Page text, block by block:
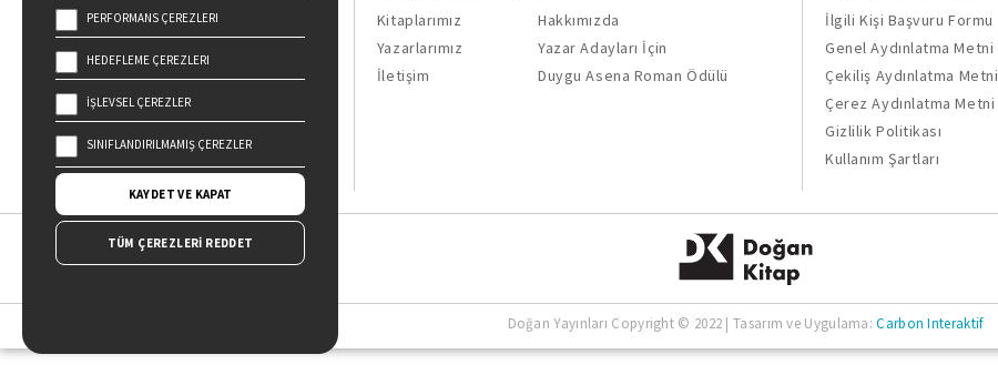
Doğan Kitap, bir Doğan Holding
kuruluşudur.
19 Mayıs Cad. Golden Plaza No:1 Kat:10
34360 / Şişli / İstanbul
Kitaplarımız
Hakkımızda
Yazarlarımız
Yazar Adayları İçin
İletişim
Duygu Asena Roman Ödülü
İlgili Kişi Başvuru Formu
Genel Aydınlatma Metni
Çekiliş Aydınlatma Metni
Çerez Aydınlatma Metni
Gizlilik Politikası
Kullanım Şartları
Doğan Yayınları Copyright © 2022 | Tasarım ve Uygulama:Carbon Interaktif
PERFORMANS ÇEREZLERI
HEDEFLEME ÇEREZLERI
İŞLEVSEL ÇEREZLER
SINIFLANDIRILMAMIŞ ÇEREZLER
KAYDET VE KAPAT
TÜM ÇEREZLERİ REDDET